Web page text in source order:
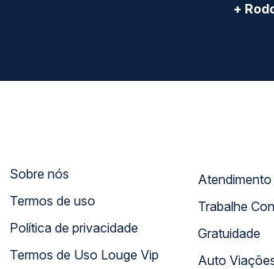
+
Sobre nós
Termos de uso
Política de privacidade
Termos de Uso Louge Vip
Trabalhe
Gratuidade
Auto